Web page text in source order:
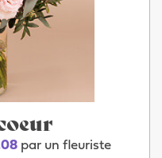
par un fleuriste